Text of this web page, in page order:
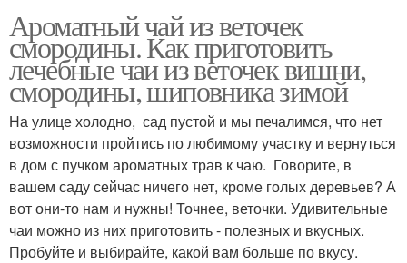
Ароматный чай из веточек
смородины. Как приготовить
лечебные чаи из веточек вишни,
смородины, шиповника зимой
На улице холодно, сад пустой и мы печалимся, что нет
возможности пройтись по любимому участку и вернуться
в дом с пучком ароматных трав к чаю. Говорите, в
вашем саду сейчас ничего нет, кроме голых деревьев? А
вот они-то нам и нужны! Точнее, веточки. Удивительные
чаи можно из них приготовить - полезных и вкусных.
Пробуйте и выбирайте, какой вам больше по вкусу.